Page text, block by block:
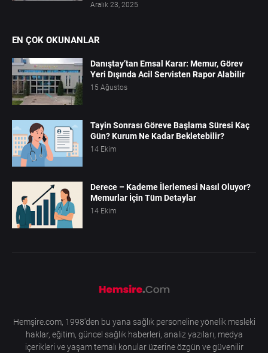
Aralık 23, 2025
EN ÇOK OKUNANLAR
Danıştay’tan Emsal Karar: Memur, Görev
Yeri Dışında Acil Servisten Rapor Alabilir
15 Ağustos
Tayin Sonrası Göreve Başlama Süresi Kaç
Gün? Kurum Ne Kadar Bekletebilir?
14 Ekim
Derece – Kademe İlerlemesi Nasıl Oluyor?
Memurlar İçin Tüm Detaylar
14 Ekim
Hemşire.com, 1998'den bu yana sağlık personeline yönelik mesleki
haklar, eğitim, güncel sağlık haberleri, analiz yazıları, medya
içerikleri ve yaşam temalı konular üzerine özgün ve güvenilir